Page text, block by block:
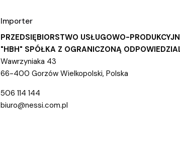
Importer
PRZEDSIĘBIORSTWO USŁUGOWO-
"HBH" SPÓŁKA Z OGRANICZONĄ
Wawrzyniaka 43
66-400 Gorzów Wielkopolski, Polska
506 114 144
biuro@nessi.com.pl